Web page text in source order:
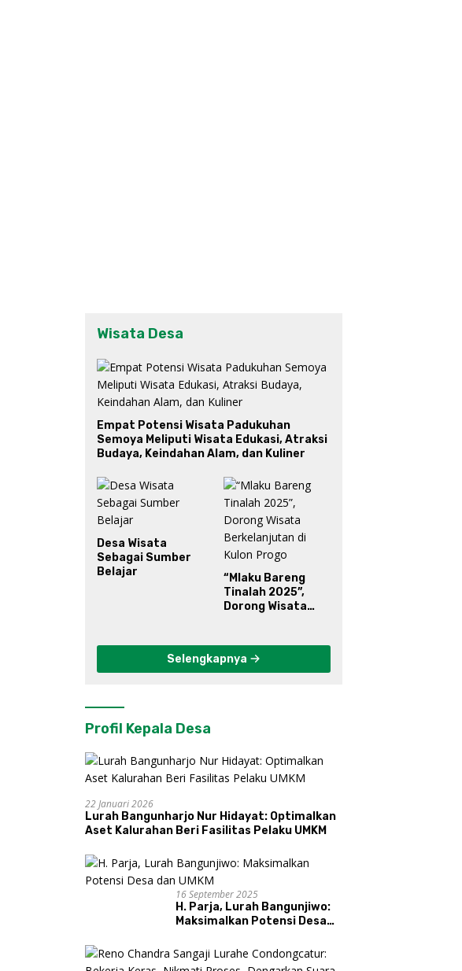
Wisata Desa
Empat Potensi Wisata Padukuhan
Semoya Meliputi Wisata Edukasi, Atraksi
Budaya, Keindahan Alam, dan Kuliner
Desa Wisata
Sebagai Sumber
Belajar
“Mlaku Bareng
Tinalah 2025”,
Dorong Wisata
Selengkapnya
Profil Kepala Desa
22 Januari 2026
Lurah Bangunharjo Nur Hidayat: Optimalkan
Aset Kalurahan Beri Fasilitas Pelaku UMKM
16 September 2025
H. Parja, Lurah Bangunjiwo:
Maksimalkan Potensi Desa